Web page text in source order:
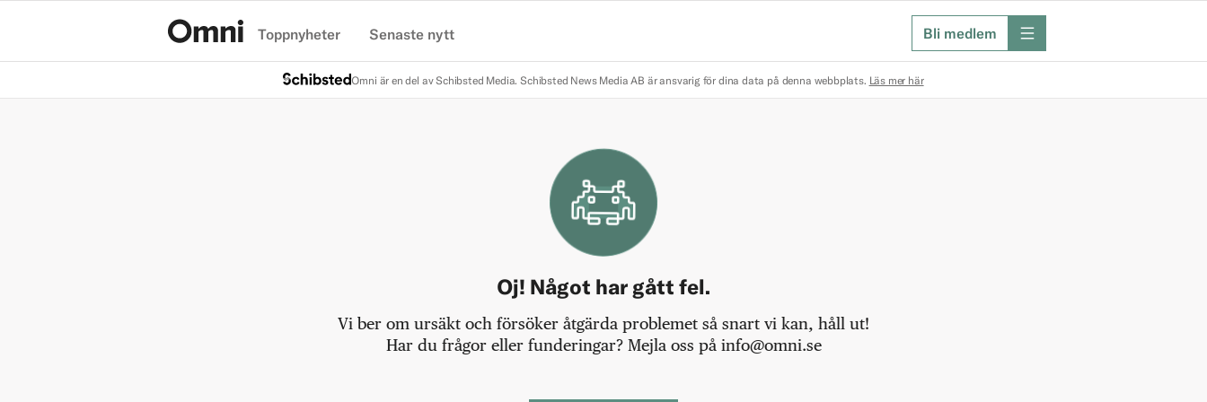
Toppnyheter Senaste nytt Bli medlem meny
Omni är en del av Schibsted Media. Schibsted News Media AB är ansvarig för dina data på denna webbplats. Läs mer här
Oj! Något har gått fel.
Vi ber om ursäkt och försöker åtgärda problemet så snart vi kan, håll ut!
Har du frågor eller funderingar? Mejla oss på info@omni.se